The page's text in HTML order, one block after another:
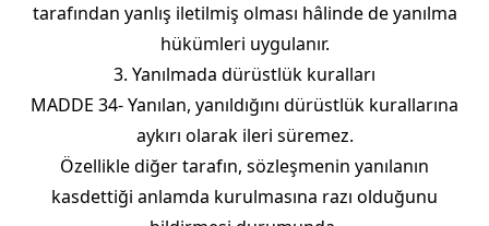
tarafından yanlış iletilmiş olması hâlinde de yanılma
hükümleri uygulanır.
3. Yanılmada dürüstlük kuralları
MADDE 34- Yanılan, yanıldığını dürüstlük kurallarına
aykırı olarak ileri süremez.
Özellikle diğer tarafın, sözleşmenin yanılanın
kasdettiği anlamda kurulmasına razı olduğunu